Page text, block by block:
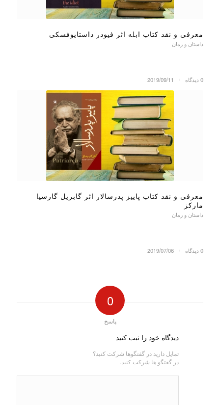
معرفی و نقد کتاب ابله اثر فیودر داستایوفسکی
داستان و رمان
0 دیدگاه 2019/09/11
معرفی و نقد کتاب پاییز پدرسالار اثر گابریل گارسیا
مارکز
داستان و رمان
0 دیدگاه 2019/07/06
0
پاسخ
دیدگاه خود را ثبت کنید
تمایل دارید در گفتگوها شرکت کنید؟
در گفتگو ها شرکت کنید.